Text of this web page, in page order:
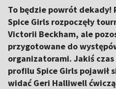
To będzie powrót dekady!
Spice Girls rozpoczęły
Victorii Beckham, ale
przygotowane do
organizatorami. Jakiś
profilu Spice Girls pojawił
widać Geri Halliwell